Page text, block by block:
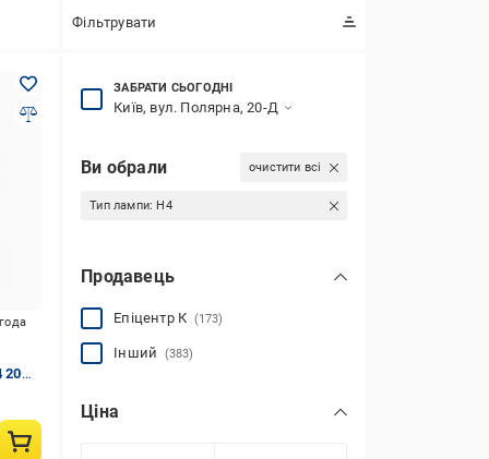
Фільтрувати
20
ЗАБРАТИ СЬОГОДНІ
Київ, вул. Полярна, 20-Д
Ви обрали очистити всі
Тип лампи: H4
Продавець
Епіцентр К (173)
Інший (383)
Ціна